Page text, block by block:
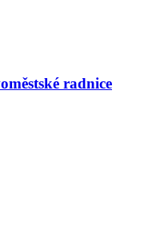
radnice